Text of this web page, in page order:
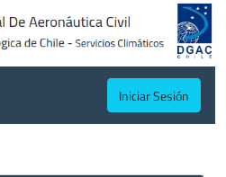
Iniciar Sesión